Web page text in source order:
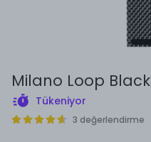
Milano Loop Black
Tükeniyor
3 değerlendirme